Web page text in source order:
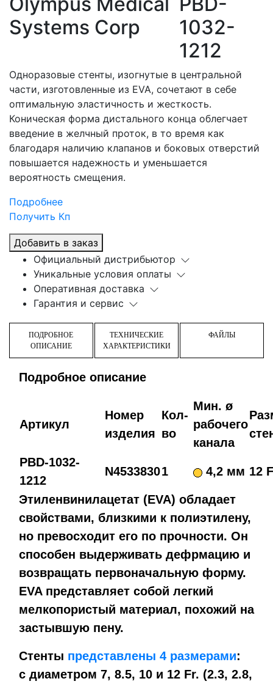
Systems Corp
1032-
1212
Одноразовые стенты, изогнутые в центральной
части, изготовленные из EVA, сочетают в себе
оптимальную эластичность и жесткость.
Коническая форма дистального конца облегчает
введение в желчный проток, в то время как
благодаря наличию клапанов и боковых отверстий
повышается надежность и уменьшается
вероятность смещения.
Подробнее
Получить Кп
Добавить в заказ
Официальный дистрибьютор
Уникальные условия оплаты
Оперативная доставка
Гарантия и сервис
ПОДРОБНОЕ
ОПИСАНИЕ
ТЕХНИЧЕСКИЕ
ХАРАКТЕРИСТИКИ
ФАЙЛЫ
Подробное описание
Артикул
Номер
изделия
Кол-
во
Мин. ø
рабочего
канала
PBD-1032-
1212
N45338301 4,2 мм 12
Этиленвинилацетат (EVA) обладает
свойствами, близкими к полиэтилену,
но превосходит его по прочности. Он
способен выдерживать дефрмацию и
возвращать первоначальную форму.
EVA представляет собой легкий
мелкопористый материал, похожий на
застывшую пену.
Стенты представлены 4 размерами:
с диаметром 7, 8.5, 10 и 12 Fr. (2.3, 2.8,